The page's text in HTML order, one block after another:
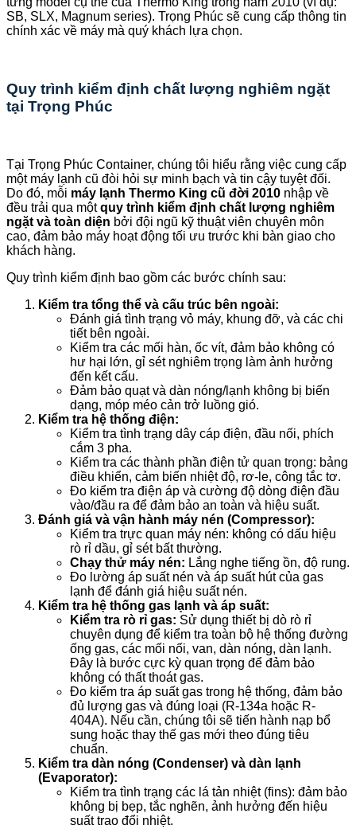
SB, SLX, Magnum series). Trọng Phúc sẽ cung cấp thông tin
chính xác về máy mà quý khách lựa chọn.
Quy trình kiểm định chất lượng nghiêm ngặt
tại Trọng Phúc
Tại Trọng Phúc Container, chúng tôi hiểu rằng việc cung cấp
một máy lạnh cũ đòi hỏi sự minh bạch và tin cậy tuyệt đối.
Do đó, mỗi máy lạnh Thermo King cũ đời 2010 nhập về
đều trải qua mộtquy trình kiểm định chất lượng nghiêm
ngặt và toàn diện bởi đội ngũ kỹ thuật viên chuyên môn
cao, đảm bảo máy hoạt động tối ưu trước khi bàn giao cho
khách hàng.
Quy trình kiểm định bao gồm các bước chính sau:
Kiểm tra tổng thể và cấu trúc bên ngoài:
Đánh giá tình trạng vỏ máy, khung đỡ, và các chi
tiết bên ngoài.
Kiểm tra các mối hàn, ốc vít, đảm bảo không có
hư hại lớn, gỉ sét nghiêm trọng làm ảnh hưởng
đến kết cấu.
Đảm bảo quạt và dàn nóng/lạnh không bị biến
dạng, móp méo cản trở luồng gió.
Kiểm tra hệ thống điện:
Kiểm tra tình trạng dây cáp điện, đầu nối, phích
cắm 3 pha.
Kiểm tra các thành phần điện tử quan trọng: bảng
điều khiển, cảm biến nhiệt độ, rơ-le, công tắc tơ.
Đo kiểm tra điện áp và cường độ dòng điện đầu
vào/đầu ra để đảm bảo an toàn và hiệu suất.
Đánh giá và vận hành máy nén (Compressor):
Kiểm tra trực quan máy nén: không có dấu hiệu
rò rỉ dầu, gỉ sét bất thường.
Chạy thử máy nén: Lắng nghe tiếng ồn, độ rung.
Đo lường áp suất nén và áp suất hút của gas
lạnh để đánh giá hiệu suất nén.
Kiểm tra hệ thống gas lạnh và áp suất:
Kiểm tra rò rỉ gas: Sử dụng thiết bị dò rò rỉ
chuyên dụng để kiểm tra toàn bộ hệ thống đường
ống gas, các mối nối, van, dàn nóng, dàn lạnh.
Đây là bước cực kỳ quan trọng để đảm bảo
không có thất thoát gas.
Đo kiểm tra áp suất gas trong hệ thống, đảm bảo
đủ lượng gas và đúng loại (R-134a hoặc R-
404A). Nếu cần, chúng tôi sẽ tiến hành nạp bổ
sung hoặc thay thế gas mới theo đúng tiêu
chuẩn.
Kiểm tra dàn nóng (Condenser) và dàn lạnh
(Evaporator):
Kiểm tra tình trạng các lá tản nhiệt (fins): đảm bảo
không bị bẹp, tắc nghẽn, ảnh hưởng đến hiệu
suất trao đổi nhiệt.